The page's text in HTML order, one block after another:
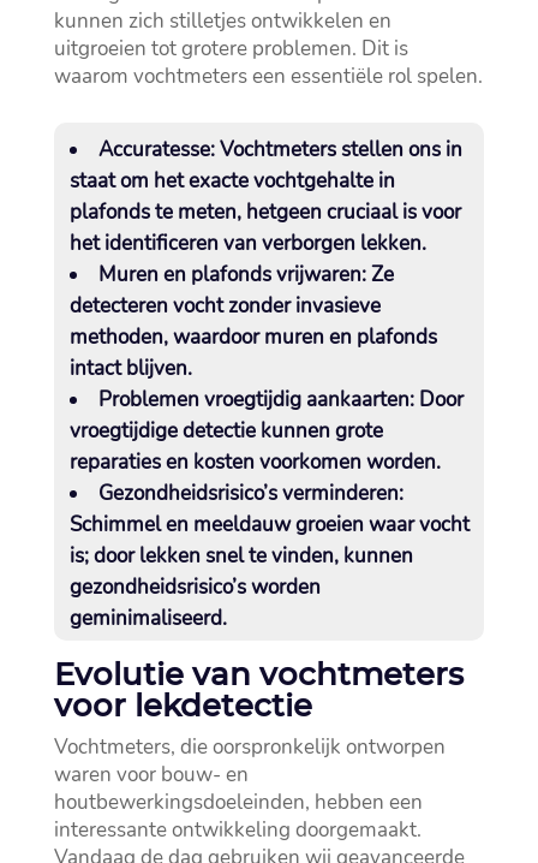
kunnen zich stilletjes ontwikkelen en
uitgroeien tot grotere problemen.​ Dit is
waarom vochtmeters een essentiële rol spelen.​
Accuratesse:Vochtmeters stellen ons in
staat om het exacte vochtgehalte in
plafonds te meten, hetgeen cruciaal is voor
het identificeren van verborgen lekken.​
Muren en plafonds vrijwaren:Ze
detecteren vocht zonder invasieve
methoden, waardoor muren en plafonds
intact blijven.​
Problemen vroegtijdig aankaarten:Door
vroegtijdige detectie kunnen grote
reparaties en kosten voorkomen worden.​
Gezondheidsrisico’s verminderen:
Schimmel en meeldauw groeien waar vocht
is; door lekken snel te vinden, kunnen
gezondheidsrisico’s worden
geminimaliseerd.​
Evolutie van vochtmeters
voor lekdetectie
Vochtmeters, die oorspronkelijk ontworpen
waren voor bouw- en
houtbewerkingsdoeleinden, hebben een
interessante ontwikkeling doorgemaakt.​